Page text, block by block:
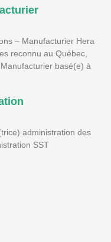
– Manufacturier Hera
reconnu au Québec,
basé(e) à
administration des
SST